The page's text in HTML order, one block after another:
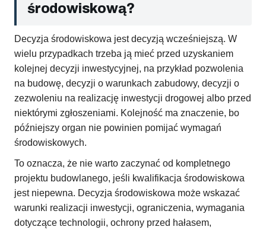
środowiskową?
Decyzja środowiskowa jest decyzją wcześniejszą. W
wielu przypadkach trzeba ją mieć przed uzyskaniem
kolejnej decyzji inwestycyjnej, na przykład pozwolenia
na budowę, decyzji o warunkach zabudowy, decyzji o
zezwoleniu na realizację inwestycji drogowej albo przed
niektórymi zgłoszeniami. Kolejność ma znaczenie, bo
późniejszy organ nie powinien pomijać wymagań
środowiskowych.
To oznacza, że nie warto zaczynać od kompletnego
projektu budowlanego, jeśli kwalifikacja środowiskowa
jest niepewna. Decyzja środowiskowa może wskazać
warunki realizacji inwestycji, ograniczenia, wymagania
dotyczące technologii, ochrony przed hałasem,